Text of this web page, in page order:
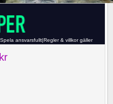
ansvarsfullt|Regler & villkor gäller